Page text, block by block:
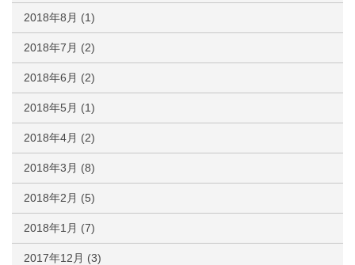
2018年8月 (1)
2018年7月 (2)
2018年6月 (2)
2018年5月 (1)
2018年4月 (2)
2018年3月 (8)
2018年2月 (5)
2018年1月 (7)
2017年12月 (3)